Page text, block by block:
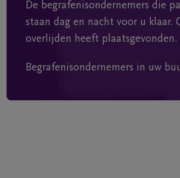
De begrafenisondernemers die
staan dag en nacht voor u klaar.
overlijden heeft plaatsgevonden.
Begrafenisondernemers in uw